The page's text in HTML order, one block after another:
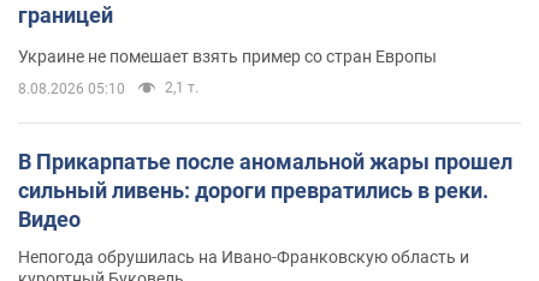
границей
Украине не помешает взять пример со стран Европы
8.08.2026 05:10 2,1 т.
В Прикарпатье после аномальной жары прошел
сильный ливень: дороги превратились в реки.
Видео
Непогода обрушилась на Ивано-Франковскую область и